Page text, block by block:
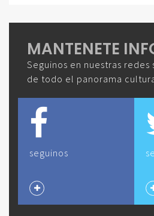
MANTENETE
Seguinos en nuestras
de todo el panorama
seguinos